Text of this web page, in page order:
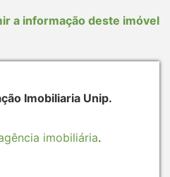
a informação deste imóvel
Imobiliaria Unip.
imobiliária.